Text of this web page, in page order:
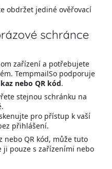
obdržet jediné ověřovací
schránce
zařízení a potřebujete
TempmailSo podporuje
nebo QR kód.
stejnou schránku na
pro přístup k vaší
přihlášení.
nebo QR kód, může tuto
pouze s zařízeními nebo